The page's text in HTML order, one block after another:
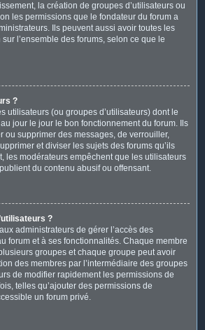
la création de groupes d’utilisateurs ou
les permissions que le fondateur du forum a
Ils peuvent aussi avoir toutes les
l’ensemble des forums, selon ce que le
?
utilisateurs (ou groupes d’utilisateurs) dont le
jour le jour le bon fonctionnement du forum. Ils
ou supprimer des messages, de verrouiller,
et diviser les sujets des forums qu’ils
les modérateurs empêchent que les utilisateurs
du contenu abusif ou offensant.
?
administrateurs de gérer l’accès des
forum et à ses fonctionnalités. Chaque membre
groupes et chaque groupe peut avoir
des membres par l’intermédiaire des groupes
de modifier rapidement les permissions de
telles qu’ajouter des permissions de
un forum privé.